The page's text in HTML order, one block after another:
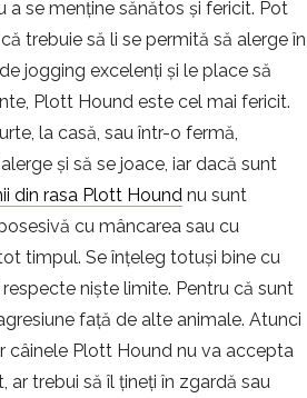
se menține sănătos și fericit. Pot
trebuie să li se permită să alerge în
jogging excelenți și le place să
Plott Hound este cel mai fericit.
la casă, sau într-o fermă,
și să se joace, iar dacă sunt
din rasa Plott Hound nu sunt
cu mâncarea sau cu
timpul. Se înțeleg totuși bine cu
niște limite. Pentru că sunt
față de alte animale. Atunci
câinele Plott Hound nu va accepta
trebui să îl țineți în zgardă sau